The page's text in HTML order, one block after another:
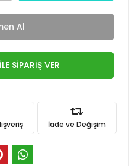
Al
SİPARİŞ VER
İade ve Değişim